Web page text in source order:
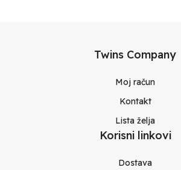
Twins Company
Moj račun
Kontakt
Lista želja
Korisni linkovi
Dostava